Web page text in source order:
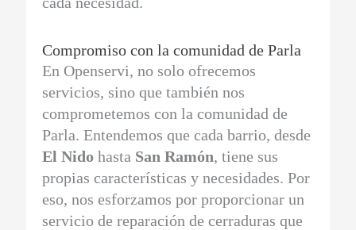
Compromiso con la comunidad de Parla
En Openservi, no solo ofrecemos
servicios, sino que también nos
comprometemos con la comunidad de
Parla. Entendemos que cada barrio, desde
El Nido hasta San Ramón, tiene sus
propias características y necesidades. Por
eso, nos esforzamos por proporcionar un
servicio de reparación de cerraduras que